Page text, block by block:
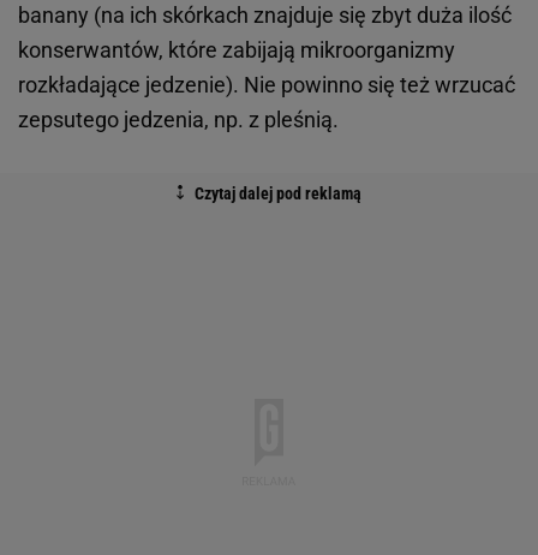
banany (na ich skórkach znajduje się zbyt duża ilość
konserwantów, które zabijają mikroorganizmy
rozkładające jedzenie). Nie powinno się też wrzucać
zepsutego jedzenia, np. z pleśnią.